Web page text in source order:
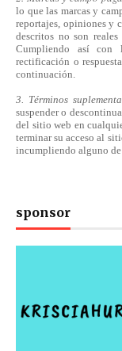
lo que las marcas y
reportajes, opiniones y
descritos no son
Cumpliendo asícon
rectificación o respuesta.
continuación.
3. Términos
suspender o
del sitio web en
terminar su acceso al
incumpliendo alguno de
sponsor